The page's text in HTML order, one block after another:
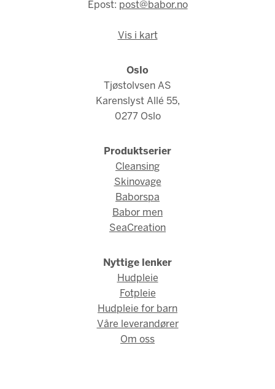
Epost: post@babor.no
Vis i kart
Oslo
Tjøstolvsen AS
Karenslyst Allé 55,
0277 Oslo
Produktserier
Cleansing
Skinovage
Baborspa
Babor men
SeaCreation
Nyttige lenker
Hudpleie
Fotpleie
Hudpleie for barn
Våre leverandører
Om oss